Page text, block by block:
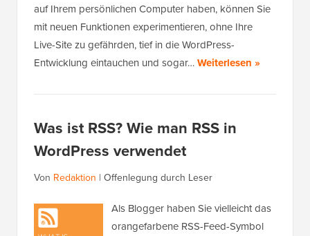
auf Ihrem persönlichen Computer haben, können Sie
mit neuen Funktionen experimentieren, ohne Ihre
Live-Site zu gefährden, tief in die WordPress-
Entwicklung eintauchen und sogar…Weiterlesen »
Was ist RSS? Wie man RSS in
WordPress verwendet
Von Redaktion | Offenlegung durch Leser
Als Blogger haben Sie vielleicht das
orangefarbene RSS-Feed-Symbol